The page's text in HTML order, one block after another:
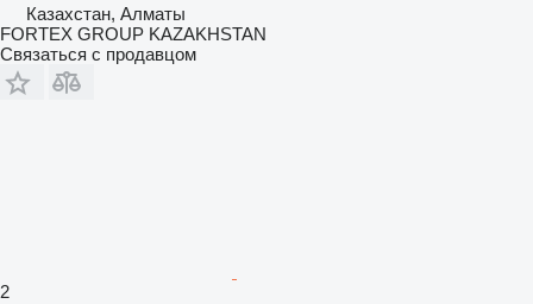
Казахстан, Алматы
FORTEX GROUP KAZAKHSTAN
Связаться с продавцом
2